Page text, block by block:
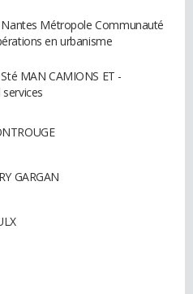
Métropole Communauté
en urbanisme
MAN CAMIONS ET -
GARGAN